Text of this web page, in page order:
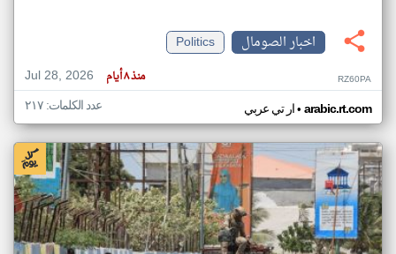
اخبار الصومال
Politics
Jul 28, 2026
منذ ٨ أيام RZ60PA
ار تي عربي• arabic.rt.com عدد الكلمات: ٢١٧